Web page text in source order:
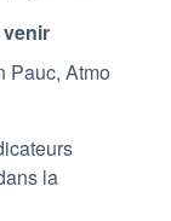
Pauc, Atmo
la